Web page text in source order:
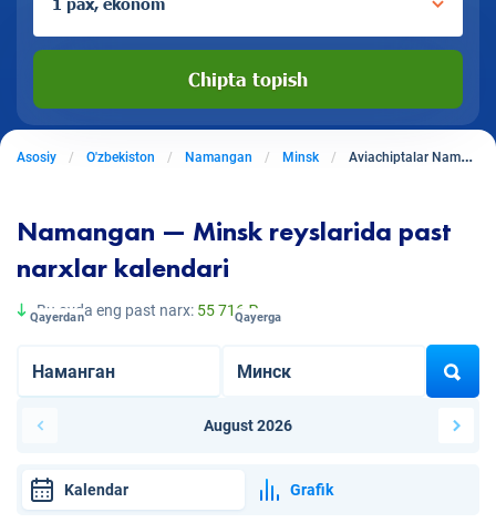
Chipta topish
Asosiy O'zbekiston Namangan Minsk Aviachiptalar Namangandan Minskga
Namangan — Minsk reyslarida past
narxlar kalendari
Bu oyda eng past narx: 55 716 ₽
Qayerdan Qayerga
August 2026
Kalendar Grafik